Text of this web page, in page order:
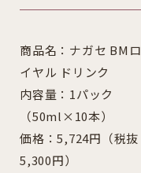
商品名：ナガセ BMロ
イヤル ドリンク
内容量：1パック
（50ml×10本）
価格：5,724円（税抜
5,300円）